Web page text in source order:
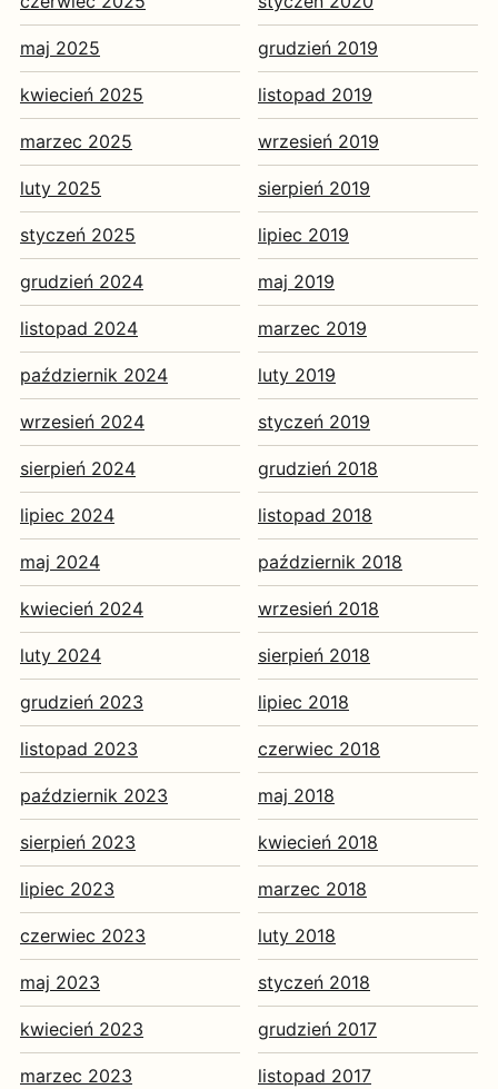
maj 2025
kwiecień 2025
marzec 2025
luty 2025
styczeń 2025
grudzień 2024
listopad 2024
październik 2024
wrzesień 2024
sierpień 2024
lipiec 2024
maj 2024
kwiecień 2024
luty 2024
grudzień 2023
listopad 2023
październik 2023
sierpień 2023
lipiec 2023
czerwiec 2023
maj 2023
kwiecień 2023
marzec 2023
grudzień 2019
listopad 2019
wrzesień 2019
sierpień 2019
lipiec 2019
maj 2019
marzec 2019
luty 2019
styczeń 2019
grudzień 2018
listopad 2018
październik 2018
wrzesień 2018
sierpień 2018
lipiec 2018
czerwiec 2018
maj 2018
kwiecień 2018
marzec 2018
luty 2018
styczeń 2018
grudzień 2017
listopad 2017